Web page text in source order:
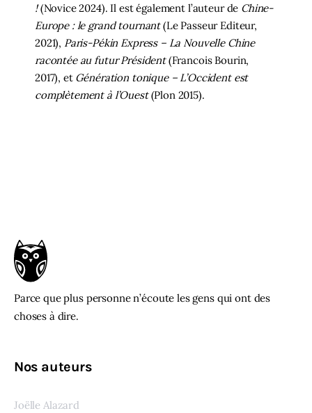
!(Novice 2024). Il est également l’auteur de Chine-
Europe : le grand tournant(Le Passeur Editeur,
2021), Paris-Pékin Express – La Nouvelle Chine
racontée au futur Président(Francois Bourin,
2017), et Génération tonique – L’Occident est
complètement à l’Ouest(Plon 2015).
Parce que plus personne n’écoute les gens qui ont des
choses à dire.
Nos auteurs
Joëlle Alazard